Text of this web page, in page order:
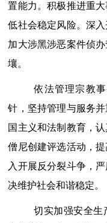
置能力。积极推进重
低社会稳定风险。深入
加大涉黑涉恶案件侦
壤。
依法管理宗教事
针，坚持管理与服务
国主义和法制教育，
僧尼创建评选活动，
入开展反分裂斗争，
决维护社会和谐稳定。
切实加强安全生